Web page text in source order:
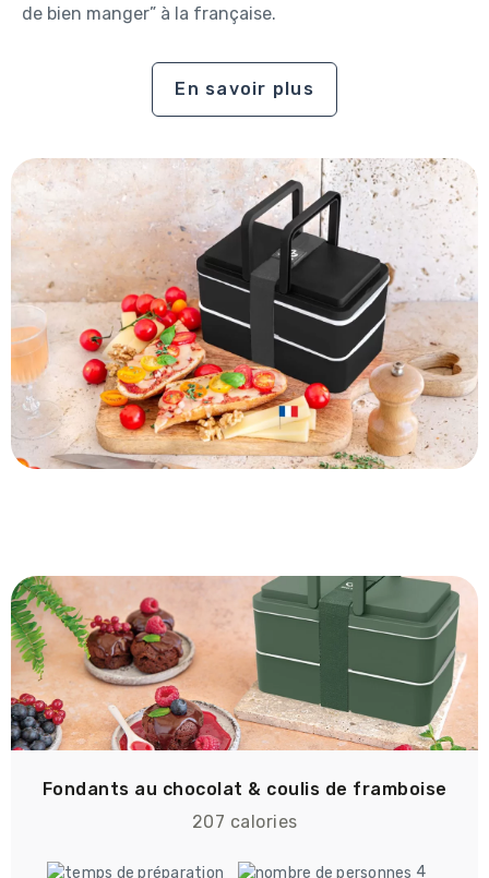
de bien manger” à la française.
En savoir plus
Fondants au chocolat & coulis de framboise
207 calories
4